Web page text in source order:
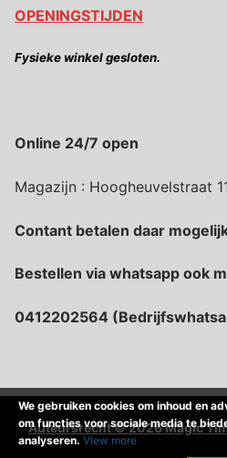
OPENINGSTIJDEN
Fysieke winkel gesloten.
Online 24/7 open
Magazijn : Hoogheuvelstraat
Contant betalen daar
Bestellen via whatsapp ook
0412202564
Auteursrecht © 2026 Magic
We gebruiken cookies om inhoud en
om functies voor sociale media te
analyseren. View more